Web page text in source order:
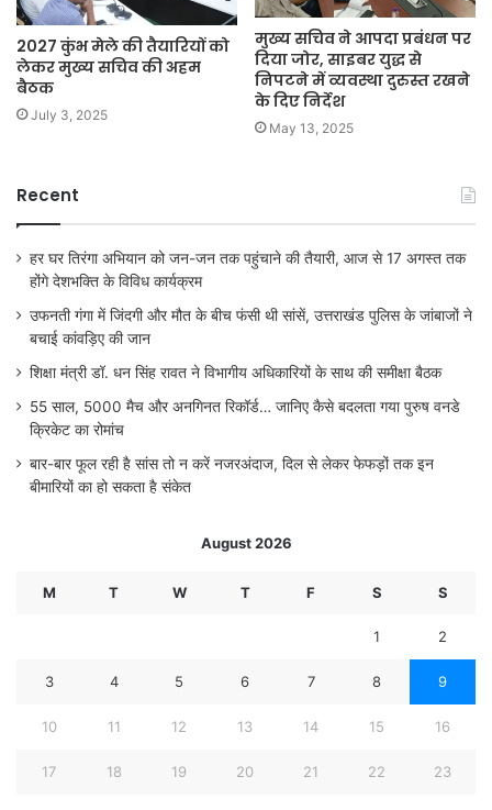
2027 कुंभ मेले की तैयारियों को
लेकर मुख्य सचिव की अहम
बैठक
July 3, 2025
मुख्य सचिव ने आपदा प्रबंधन पर
दिया जोर, साइबर युद्ध से
निपटने में व्यवस्था दुरुस्त रखने
के दिए निर्देश
May 13, 2025
Recent
हर घर तिरंगा अभियान को जन-जन तक पहुंचाने की तैयारी, आज से 17 अगस्त तक
होंगे देशभक्ति के विविध कार्यक्रम
उफनती गंगा में जिंदगी और मौत के बीच फंसी थी सांसें, उत्तराखंड पुलिस के जांबाजों ने
बचाई कांवड़िए की जान
शिक्षा मंत्री डॉ. धन सिंह रावत ने विभागीय अधिकारियों के साथ की समीक्षा बैठक
55 साल, 5000 मैच और अनगिनत रिकॉर्ड… जानिए कैसे बदलता गया पुरुष वनडे
क्रिकेट का रोमांच
बार-बार फूल रही है सांस तो न करें नजरअंदाज, दिल से लेकर फेफड़ों तक इन
बीमारियों का हो सकता है संकेत
August 2026
M T W T F S S
1 2
3 4 5 6 7 8 9
10 11 12 13 14 15 16
17 18 19 20 21 22 23